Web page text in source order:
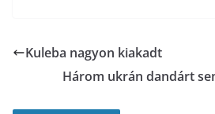
Kuleba nagyon kiakadt
Három ukrán dandárt